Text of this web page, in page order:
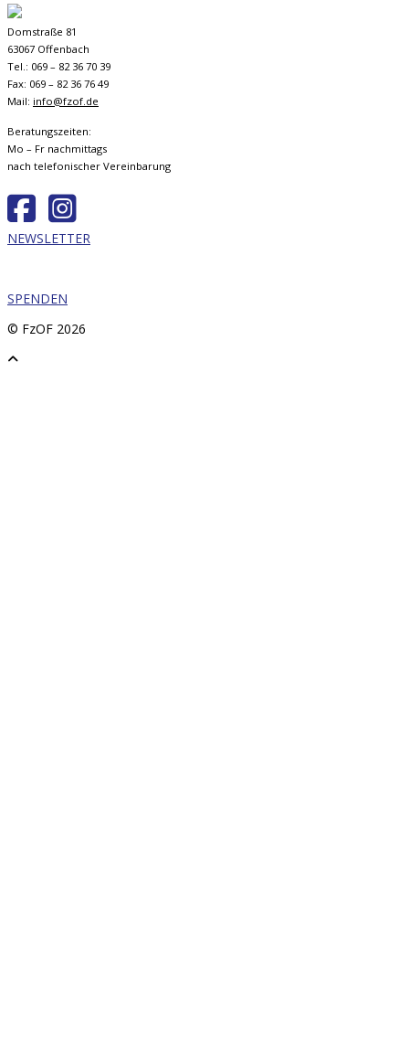
Domstraße 81
63067 Offenbach
Tel.: 069 – 82 36 70 39
Fax: 069 – 82 36 76 49
Mail: info@fzof.de
Beratungszeiten:
Mo – Fr nachmittags
nach telefonischer Vereinbarung
NEWSLETTER
SPENDEN
© FzOF 2026